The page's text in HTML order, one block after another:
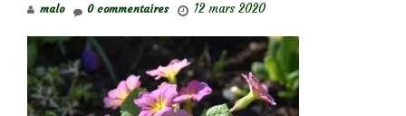
malo 12 mars 2020
0 commentaires